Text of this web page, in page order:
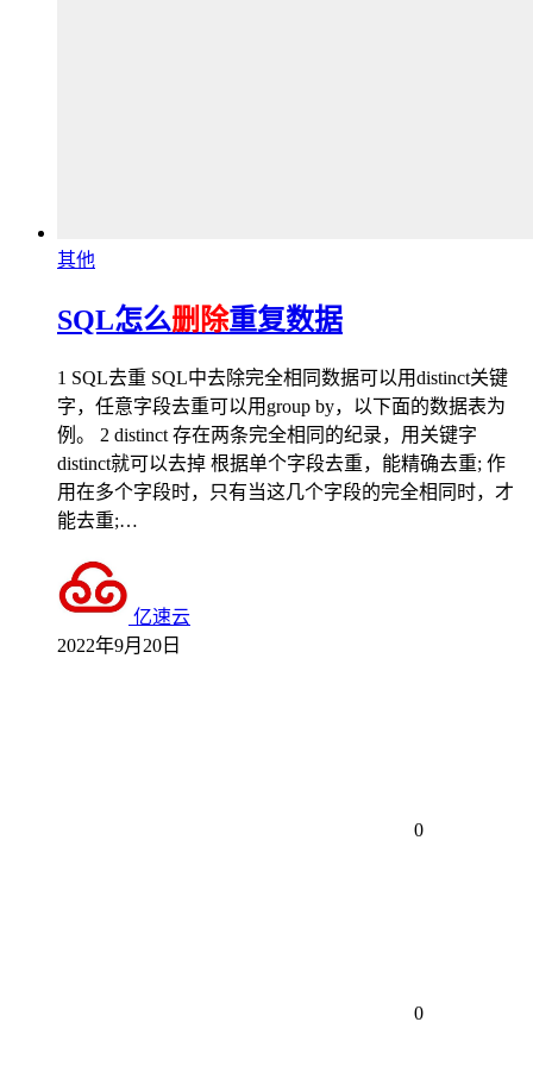
其他
SQL怎么删除重复数据
1 SQL去重 SQL中去除完全相同数据可以用distinct关键
字，任意字段去重可以用group by，以下面的数据表为
例。 2 distinct 存在两条完全相同的纪录，用关键字
distinct就可以去掉 根据单个字段去重，能精确去重; 作
用在多个字段时，只有当这几个字段的完全相同时，才
能去重;…
亿速云
2022年9月20日
0
0